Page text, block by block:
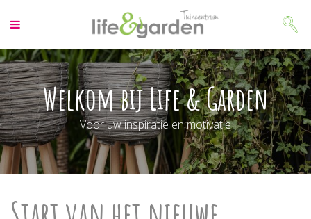
a
a
r
c
o
n
t
e
n
Welkom bij Life & Garden
Voor uw inspiratie en motivatie